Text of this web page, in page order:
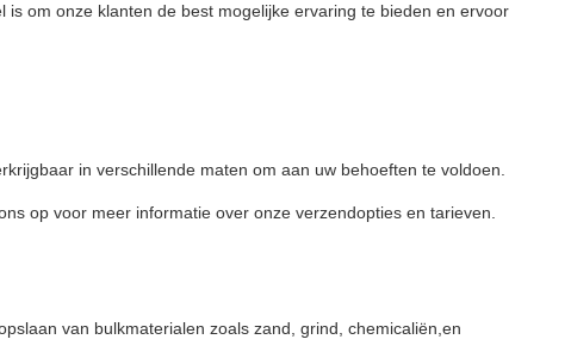
om onze klanten de best mogelijke ervaring te bieden en ervoor
in verschillende maten om aan uw behoeften te voldoen.
op voor meer informatie over onze verzendopties en tarieven.
van bulkmaterialen zoals zand, grind, chemicaliën,en